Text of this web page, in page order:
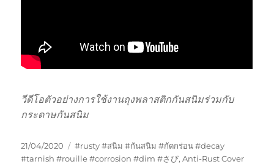
วีดีโอตัวอย่างการใช้งานถุงพลาสติกกันสนิมร่วมกับ
กระดาษกันสนิม
Posted
on
21/04/2020 Tags
#rusty #สนิม #กันสนิม #กัดกร่อน #decay
#tarnish #rouille #corrosion #dim #さび,Anti-Rust Cover